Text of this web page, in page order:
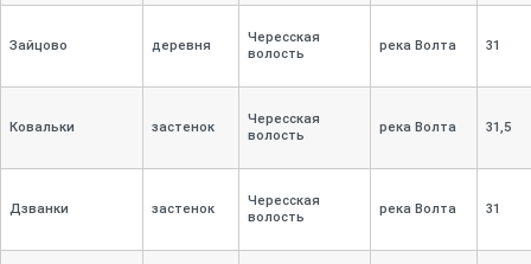
Зайцово деревня
Чересская
волость
река Волта 31
Ковальки застенок
Чересская
волость
река Волта 31,5
Дзванки застенок
Чересская
волость
река Волта 31